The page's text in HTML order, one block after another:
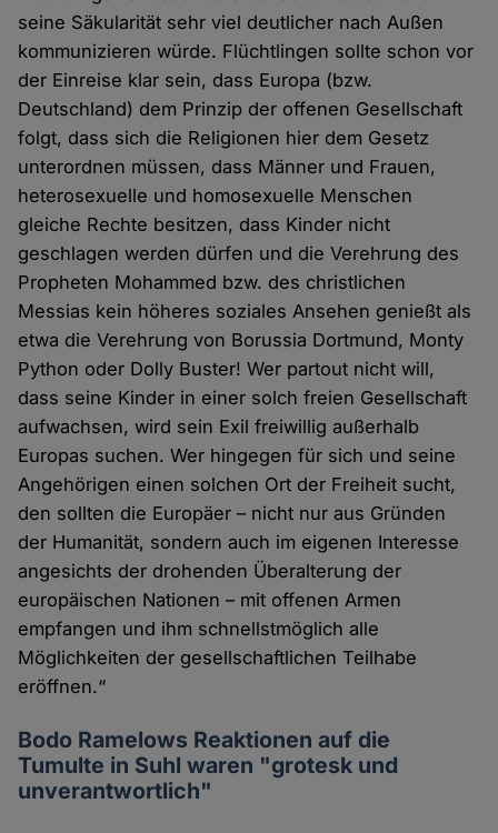
seine Säkularität sehr viel deutlicher nach Außen
kommunizieren würde. Flüchtlingen sollte schon vor
der Einreise klar sein, dass Europa (bzw.
Deutschland) dem Prinzip der offenen Gesellschaft
folgt, dass sich die Religionen hier dem Gesetz
unterordnen müssen, dass Männer und Frauen,
heterosexuelle und homosexuelle Menschen
gleiche Rechte besitzen, dass Kinder nicht
geschlagen werden dürfen und die Verehrung des
Propheten Mohammed bzw. des christlichen
Messias kein höheres soziales Ansehen genießt als
etwa die Verehrung von Borussia Dortmund, Monty
Python oder Dolly Buster! Wer partout nicht will,
dass seine Kinder in einer solch freien Gesellschaft
aufwachsen, wird sein Exil freiwillig außerhalb
Europas suchen. Wer hingegen für sich und seine
Angehörigen einen solchen Ort der Freiheit sucht,
den sollten die Europäer – nicht nur aus Gründen
der Humanität, sondern auch im eigenen Interesse
angesichts der drohenden Überalterung der
europäischen Nationen – mit offenen Armen
empfangen und ihm schnellstmöglich alle
Möglichkeiten der gesellschaftlichen Teilhabe
eröffnen.“
Bodo Ramelows Reaktionen auf die
Tumulte in Suhl waren "grotesk und
unverantwortlich"